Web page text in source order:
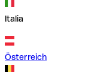
Italia
Österreich